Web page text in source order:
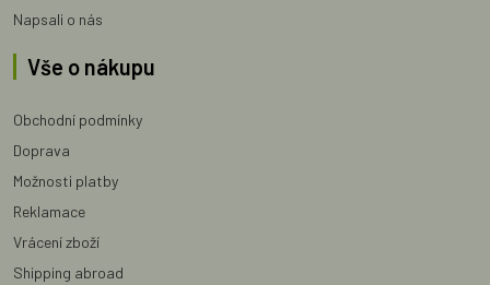
Napsali o nás
Vše o nákupu
Obchodní podmínky
Doprava
Možnosti platby
Reklamace
Vrácení zboží
Shipping abroad